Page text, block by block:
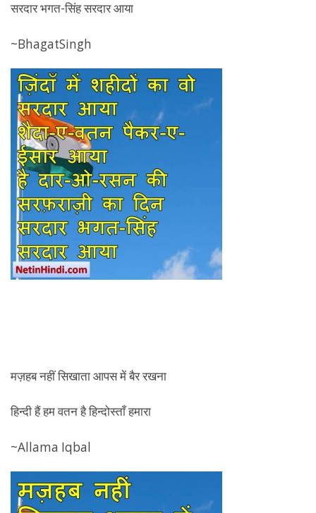
सरदार भगत-सिंह सरदार आया
~BhagatSingh
मज़हब नहीं सिखाता आपस में बैर रखना
हिन्दी हैं हम वतन है हिन्दोस्ताँ हमारा
~Allama Iqbal